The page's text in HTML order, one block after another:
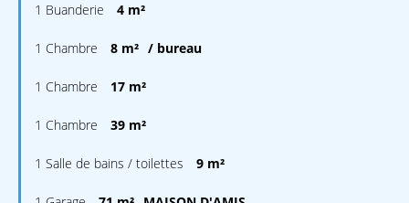
1 Buanderie 4 m²
1 Chambre 8 m² / bureau
1 Chambre 17 m²
1 Chambre 39 m²
1 Salle de bains / toilettes 9 m²